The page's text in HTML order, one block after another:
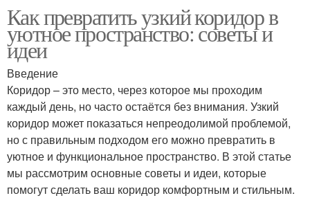
Как превратить узкий коридор в
уютное пространство: советы и
идеи
Введение
Коридор – это место, через которое мы проходим
каждый день, но часто остаётся без внимания. Узкий
коридор может показаться непреодолимой проблемой,
но с правильным подходом его можно превратить в
уютное и функциональное пространство. В этой статье
мы рассмотрим основные советы и идеи, которые
помогут сделать ваш коридор комфортным и стильным.